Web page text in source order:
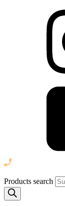
Products search